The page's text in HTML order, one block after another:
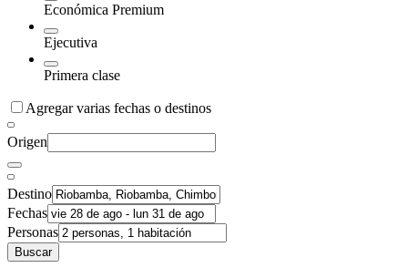
Económica Premium
Ejecutiva
Primera clase
Agregar varias fechas o destinos
Origen
Destino
Fechas
Personas
Buscar